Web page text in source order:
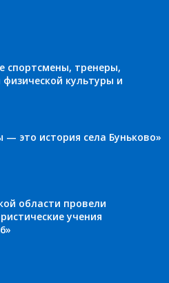
спортсмены, тренеры,
культуры и
— это история села Буньково»
области провели
учения